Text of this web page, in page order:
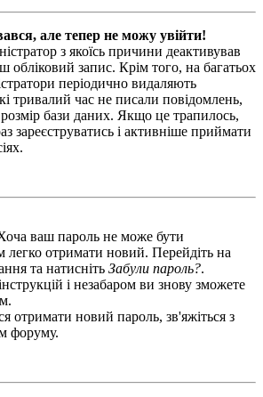
але тепер не можу увійти!
з якоїсь причини деактивував
обліковий запис. Крім того, на багатьох
періодично видаляють
тривалий час не писали повідомлень,
бази даних. Якщо це трапилось,
зареєструватись і активніше приймати
ваш пароль не може бути
легко отримати новий. Перейдіть на
та натисніть Забули пароль?.
і незабаром ви знову зможете
отримати новий пароль, зв'яжіться з
форуму.